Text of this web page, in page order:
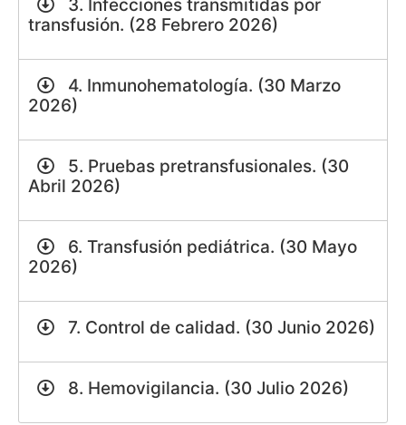
3. Infecciones transmitidas por
transfusión. (28 Febrero 2026)
4. Inmunohematología. (30 Marzo
2026)
5. Pruebas pretransfusionales. (30
Abril 2026)
6. Transfusión pediátrica. (30 Mayo
2026)
7. Control de calidad. (30 Junio 2026)
8. Hemovigilancia. (30 Julio 2026)